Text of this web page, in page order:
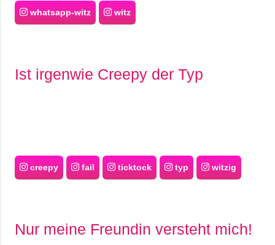
whatsapp-witz witz
Ist irgenwie Creepy der Typ
creepy fail ticktock typ witzig
Nur meine Freundin versteht mich!